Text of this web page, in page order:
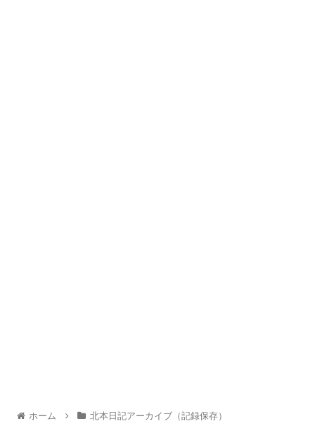
ホーム 北本日記アーカイブ（記録保存）